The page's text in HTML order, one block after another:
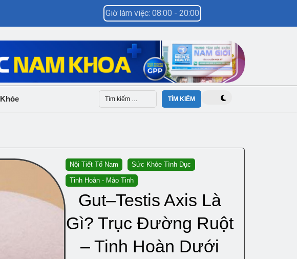
Giờ làm việc: 08:00 - 20:00
Nội Tiết Tố Nam Sức Khỏe Tình Dục
Tinh Hoàn - Mào Tinh
Gut–Testis Axis Là
Gì? Trục Đường Ruột
– Tinh Hoàn Dưới